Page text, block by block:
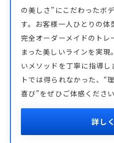
の美しさ”にこだわったボ
す。お客様一人ひとりの
完全オーダーメイドのト
まった美しいラインを実
いメソッドを丁寧に指導
トでは得られなかった、“
喜び”をぜひご体感ください
詳し